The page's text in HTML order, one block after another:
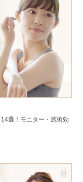
選！モニター・施術効